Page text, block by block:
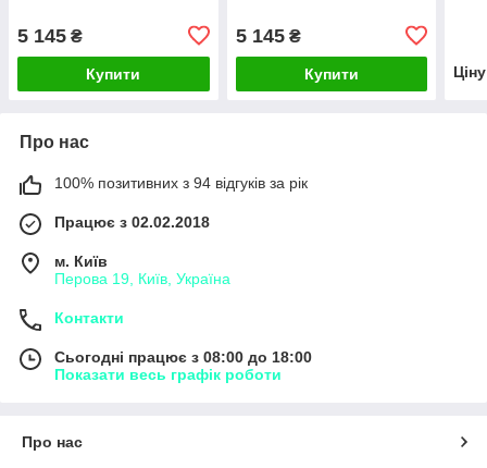
5 145 ₴
Купити
5 145₴
Купити
Про нас
100% позитивних з 94 відгуків за рік
Працює з 02.02.2018
м. Київ
Перова 19, Київ, Україна
Контакти
Сьогодні працює з 08:00 до 18:00
Показати весь графік роботи
Про нас